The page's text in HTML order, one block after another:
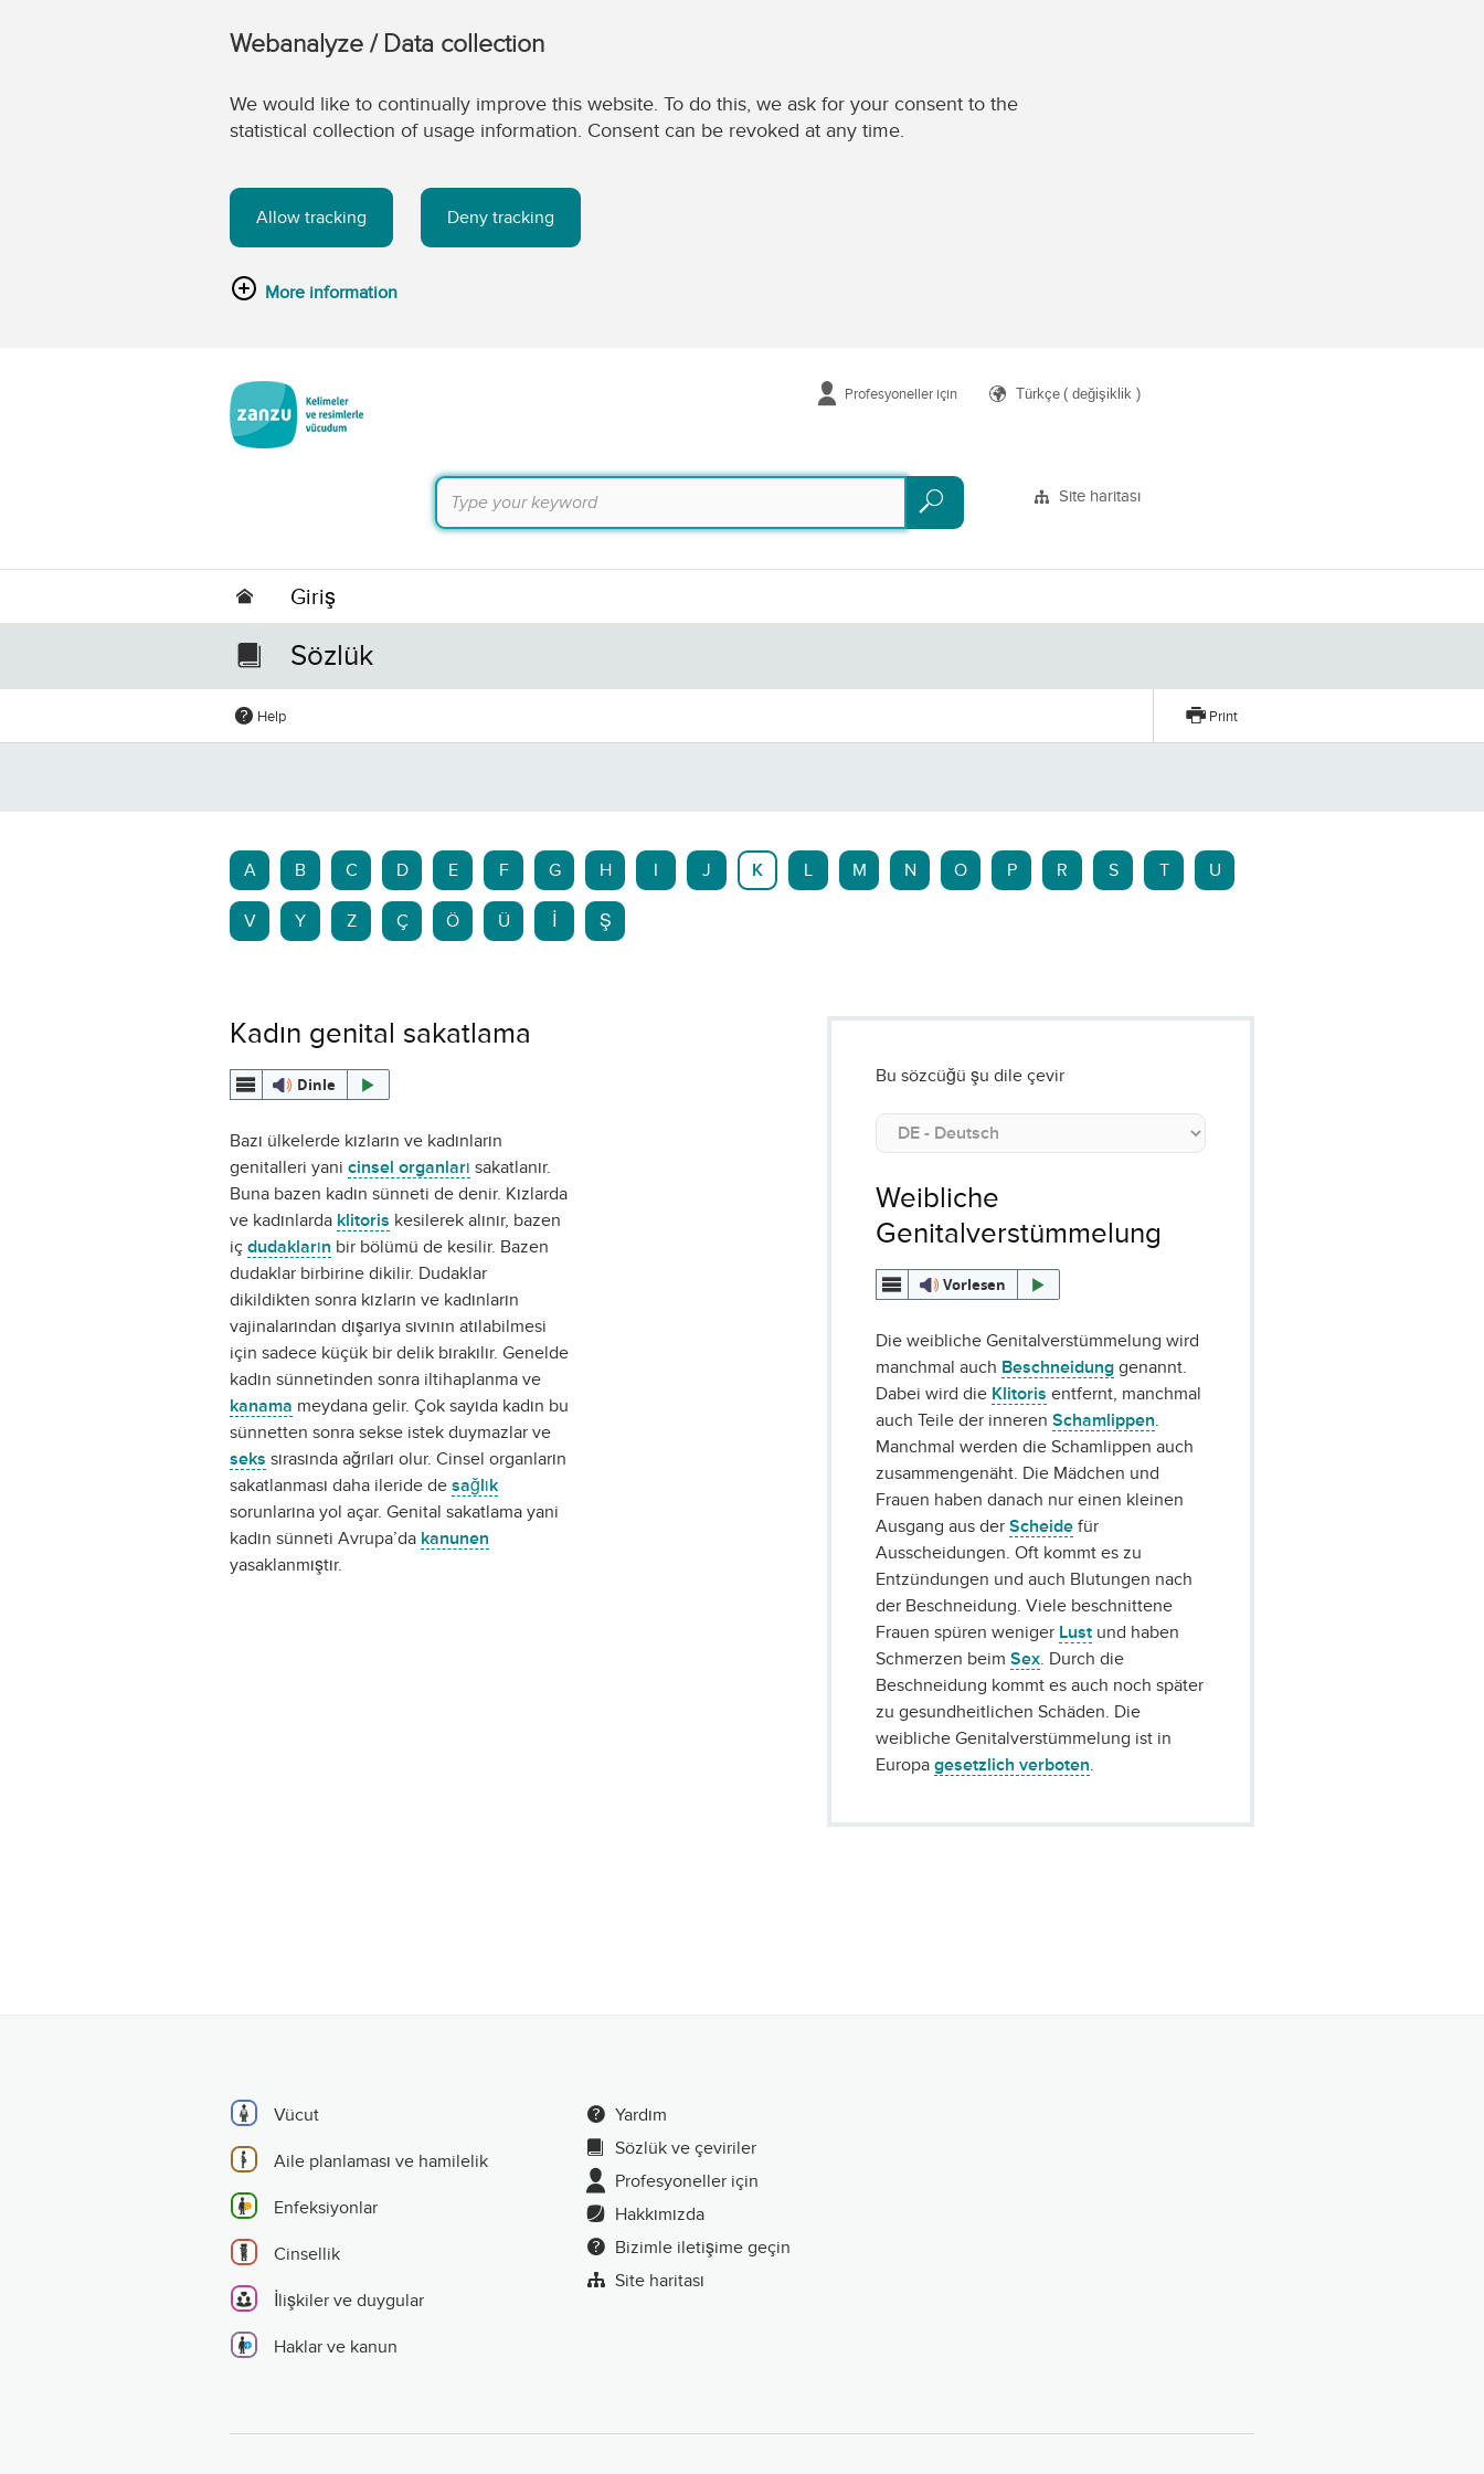
Webanalyze / Data collection
We would like to continually improve this website. To do this, we ask for your consent to the
statistical collection of usage information. Consent can be revoked at any time.
Allow tracking Deny tracking
More information
Profesyoneller için Türkçe ( değişiklik )
Search
Search
Site haritası
Giriş
Sözlük
Help Print
A B C D E F G H I J K L M N O P R S T U
V Y Z Ç Ö Ü Ş
Kadın genital sakatlama
Dinle
Bazı ülkelerde kızların ve kadınların
genitalleri yani cinsel organları sakatlanır.
Buna bazen kadın sünneti de denir. Kızlarda
ve kadınlarda klitoris kesilerek alınır, bazen
iç dudakların bir bölümü de kesilir. Bazen
dudaklar birbirine dikilir. Dudaklar
dikildikten sonra kızların ve kadınların
vajinalarından dışarıya sıvının atılabilmesi
için sadece küçük bir delik bırakılır. Genelde
kadın sünnetinden sonra iltihaplanma ve
kanama meydana gelir. Çok sayıda kadın bu
sünnetten sonra sekse istek duymazlar ve
seks sırasında ağrıları olur. Cinsel organların
sakatlanması daha ileride de sağlık
sorunlarına yol açar. Genital sakatlama yani
kadın sünneti Avrupa’da kanunen
yasaklanmıştır.
Bu sözcüğü şu dile çevir
Weibliche
Genitalverstümmelung
Vorlesen
Die weibliche Genitalverstümmelung wird
manchmal auch Beschneidung genannt.
Dabei wird die Klitoris entfernt, manchmal
auch Teile der innerenSchamlippen.
Manchmal werden die Schamlippen auch
zusammengenäht. Die Mädchen und
Frauen haben danach nur einen kleinen
Ausgang aus derScheide für
Ausscheidungen. Oft kommt es zu
Entzündungen und auch Blutungen nach
der Beschneidung. Viele beschnittene
Frauen spüren weniger Lust und haben
Schmerzen beimSex. Durch die
Beschneidung kommt es auch noch später
zu gesundheitlichen Schäden. Die
weibliche Genitalverstümmelung ist in
Europagesetzlich verboten.
Vücut
Aile planlaması ve hamilelik
Enfeksiyonlar
Cinsellik
İlişkiler ve duygular
Haklar ve kanun
Yardım
Sözlük ve çeviriler
Profesyoneller için
Hakkımızda
Bizimle iletişime geçin
Site haritası